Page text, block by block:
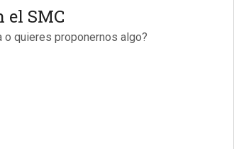
el SMC
o quieres proponernos algo?